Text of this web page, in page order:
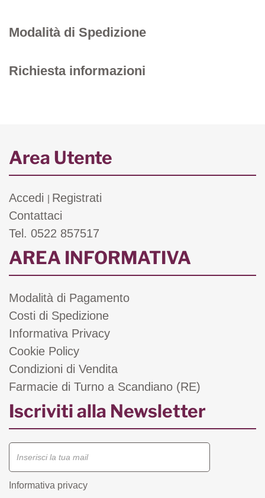
Modalità di Spedizione
Richiesta informazioni
Area Utente
Accedi
Registrati
Contattaci
Tel. 0522 857517
AREA INFORMATIVA
Modalità di Pagamento
Costi di Spedizione
Informativa Privacy
Cookie Policy
Condizioni di Vendita
Farmacie di Turno a Scandiano (RE)
Iscriviti alla Newsletter
Informativa privacy